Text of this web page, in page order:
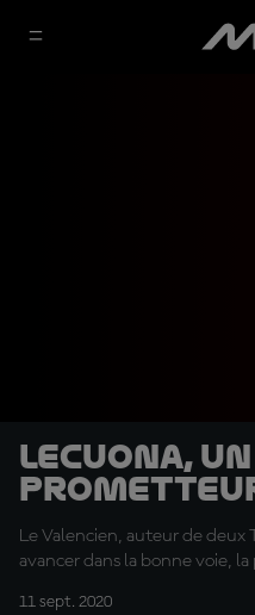
Lecuona,
Le Valencien, auteur de deux
avancer dans la bonne voie,
11 sept. 2020